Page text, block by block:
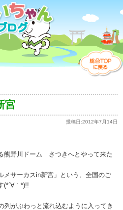
宮
投稿日:2012年7月14日
熊野川ドーム さつきへとやって来た
メサーカスin新宮」という、全国のご
(*´∀｀*)!!
列がぶわっと流れ込むように入ってき